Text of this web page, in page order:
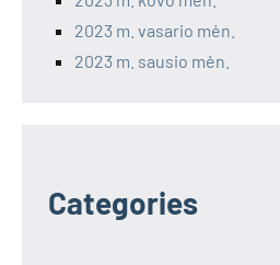
2023 m. vasario mėn.
2023 m. sausio mėn.
Categories